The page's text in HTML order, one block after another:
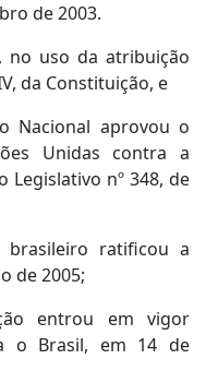
de 2003.
no uso da atribuição
da Constituição, e
Nacional aprovou o
Unidas contra a
nº 348, de
brasileiro ratificou a
de 2005;
entrou em vigor
o Brasil, em 14 de